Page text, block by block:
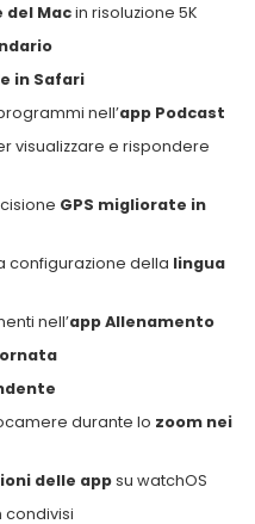
del Macin risoluzione 5K
in Safari
nell’app Podcast
visualizzare e rispondere
GPS migliorate in
configurazione della lingua
nell’app Allenamento
durante lo zoom nei
delle appsu watchOS
condivisi